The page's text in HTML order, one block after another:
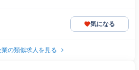
気になる
業の類似求人を見る